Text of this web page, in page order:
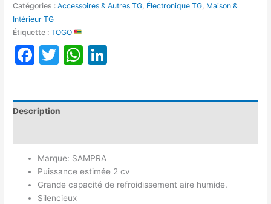
Catégories :Accessoires & Autres TG Électronique TG Maison &
Intérieur TG
Étiquette :TOGO
Facebook
TwitterWhatsApp
Description
Marque: SAMPRA
Puissance estimée 2 cv
Grande capacité de refroidissement aire humide.
Silencieux